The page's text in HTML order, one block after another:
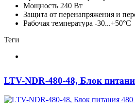
Мощность 240 Вт
Защита от перенапряжения и
Рабочая температура -30...+50°C
Теги
LTV-NDR-480-48, Блок